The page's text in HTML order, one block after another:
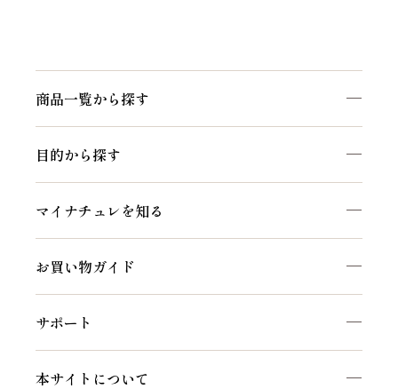
商品一覧から探す
目的から探す
マイナチュレを知る
お買い物ガイド
サポート
本サイトについて